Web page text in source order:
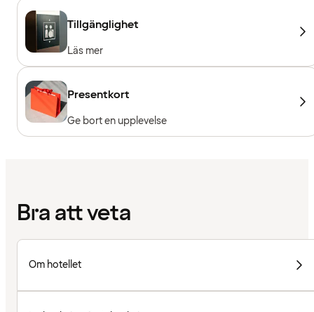
Tillgänglighet
Läs mer
Presentkort
Ge bort en upplevelse
Bra att veta
Om hotellet